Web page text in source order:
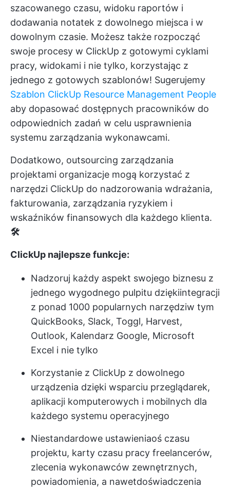
szacowanego czasu, widoku raportów i
dodawania notatek z dowolnego miejsca i w
dowolnym czasie. Możesz także rozpocząć
swoje procesy w ClickUp z gotowymi cyklami
pracy, widokami i nie tylko, korzystając z
jednego z gotowych szablonów! Sugerujemy
Szablon ClickUp Resource Management People
aby dopasować dostępnych pracowników do
odpowiednich zadań w celu usprawnienia
systemu zarządzania wykonawcami.
Dodatkowo, outsourcing zarządzania
projektami organizacje mogą korzystać z
narzędzi ClickUp do nadzorowania wdrażania,
fakturowania, zarządzania ryzykiem i
wskaźników finansowych dla każdego klienta.
🛠️
ClickUp najlepsze funkcje:
Nadzoruj każdy aspekt swojego biznesu z
jednego wygodnego pulpitu dziękiintegracji
z ponad 1000 popularnych narzędziw tym
QuickBooks, Slack, Toggl, Harvest,
Outlook, Kalendarz Google, Microsoft
Excel i nie tylko
Korzystanie z ClickUp z dowolnego
urządzenia dzięki wsparciu przeglądarek,
aplikacji komputerowych i mobilnych dla
każdego systemu operacyjnego
Niestandardowe ustawieniaoś czasu
projektu, karty czasu pracy freelancerów,
zlecenia wykonawców zewnętrznych,
powiadomienia, a nawetdoświadczenia